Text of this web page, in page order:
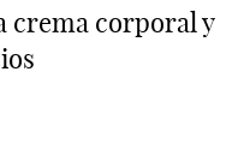
crema corporal y